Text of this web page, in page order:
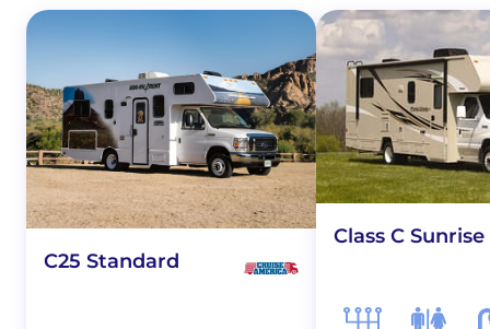
C25 Standard
Class C